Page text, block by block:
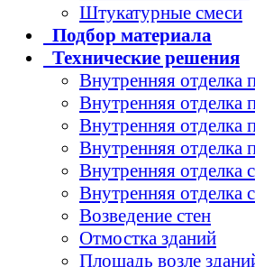
Штукатурные смеси
Подбор материала
Технические решения
Внутренняя отделка
Внутренняя
Внутренняя отделка
Внутренняя
Внутренняя отделка
Внутренняя отделка
Возведение стен
Отмостка зданий
Площадь возле